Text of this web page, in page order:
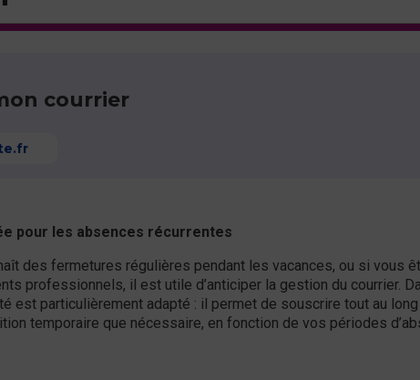
courrier
pour les absences récurrentes
des fermetures régulières pendant les vacances, ou si vous
professionnels, il est utile d’anticiper la gestion du courrier.
est particulièrement adapté : il permet de souscrire tout au long
temporaire que nécessaire, en fonction de vos périodes